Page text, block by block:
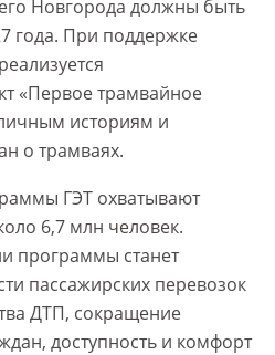
Новгорода должны быть
года. При поддержке
«Первое трамвайное
историям и
о трамваях.
ГЭТ охватывают
6,7 млн человек.
программы станет
пассажирских перевозок
ДТП, сокращение
доступность и комфорт